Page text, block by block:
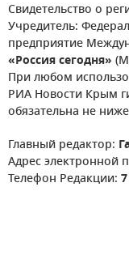
Свидетельство о
Учредитель:
предприятие
«Россия сегодня»
При любом
РИА Новости Крым
обязательна не
Главный редактор:
Адрес электронной
Телефон Редакции: